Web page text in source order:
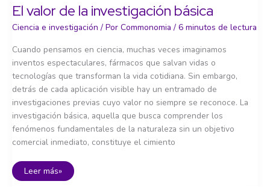
El valor de la investigación básica
Ciencia e investigación / Por Commonomia / 6 minutos de lectura
Cuando pensamos en ciencia, muchas veces imaginamos
inventos espectaculares, fármacos que salvan vidas o
tecnologías que transforman la vida cotidiana. Sin embargo,
detrás de cada aplicación visible hay un entramado de
investigaciones previas cuyo valor no siempre se reconoce. La
investigación básica, aquella que busca comprender los
fenómenos fundamentales de la naturaleza sin un objetivo
comercial inmediato, constituye el cimiento
El
valor
Leer más»